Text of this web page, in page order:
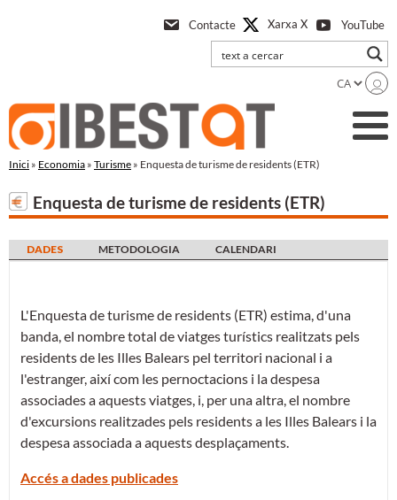
a
l'contingut
Contacte Xarxa X YouTube
Inici » Economia » Turisme » Enquesta de turisme de residents (ETR)
Enquesta de turisme de residents (ETR)
DADES METODOLOGIA CALENDARI
L'Enquesta de turisme de residents (ETR) estima, d'una
banda, el nombre total de viatges turístics realitzats pels
residents de les Illes Balears pel territori nacional i a
l'estranger, així com les pernoctacions i la despesa
associades a aquests viatges, i, per una altra, el nombre
d'excursions realitzades pels residents a les Illes Balears i la
despesa associada a aquests desplaçaments.
Accés a dades publicades